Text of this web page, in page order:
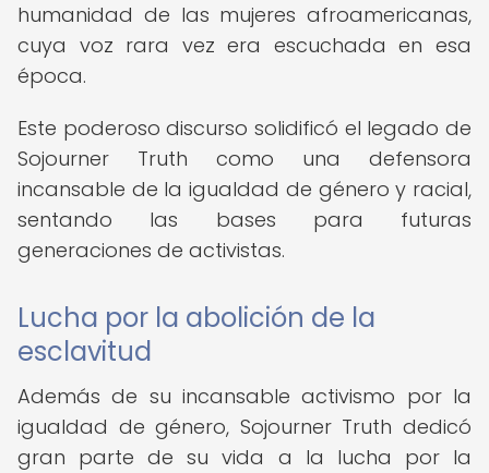
humanidad de las mujeres afroamericanas,
cuya voz rara vez era escuchada en esa
época.
Este poderoso discurso solidificó el legado de
Sojourner Truth como una defensora
incansable de la igualdad de género y racial,
sentando las bases para futuras
generaciones de activistas.
Lucha por la abolición de la
esclavitud
Además de su incansable activismo por la
igualdad de género, Sojourner Truth dedicó
gran parte de su vida a la lucha por la